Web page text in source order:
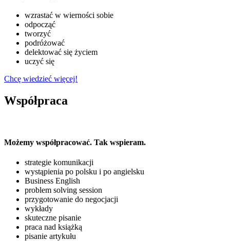
wzrastać w wierności sobie
odpocząć
tworzyć
podróżować
delektować się życiem
uczyć się
Chcę wiedzieć więcej!
Współpraca
Możemy współpracować. Tak wspieram.
strategie komunikacji
wystąpienia po polsku i po angielsku
Business English
problem solving session
przygotowanie do negocjacji
wykłady
skuteczne pisanie
praca nad książką
pisanie artykułu